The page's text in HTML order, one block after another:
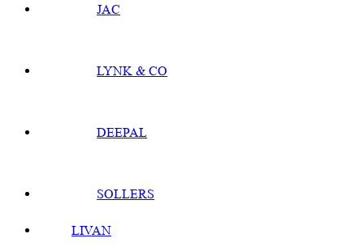
JAC
LYNK & CO
DEEPAL
SOLLERS
LIVAN